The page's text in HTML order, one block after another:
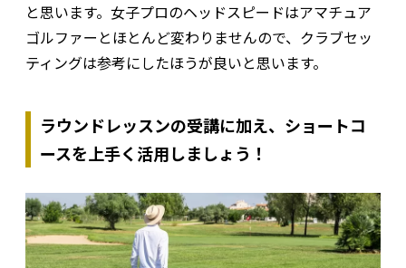
と思います。女子プロのヘッドスピードはアマチュア
ゴルファーとほとんど変わりませんので、クラブセッ
ティングは参考にしたほうが良いと思います。
ラウンドレッスンの受講に加え、ショートコ
ースを上手く活用しましょう！